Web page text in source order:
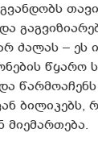
ძალას – ეს
წყარო
წარმოაჩენს
ბილიკებს,
მიემართება.